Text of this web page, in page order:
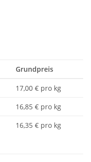
Grundpreis
17,00 € pro kg
16,85 € pro kg
16,35 € pro kg